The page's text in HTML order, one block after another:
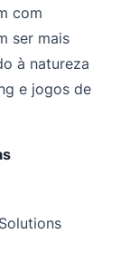
com
ser mais
à natureza
e jogos de